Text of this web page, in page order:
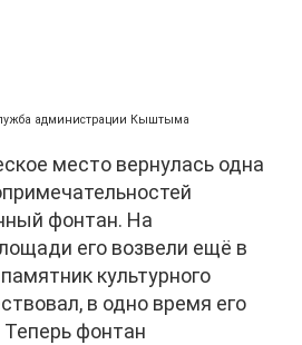
администрации Кыштыма
место вернулась одна
фонтан. На
его возвели ещё в
культурного
в одно время его
фонтан